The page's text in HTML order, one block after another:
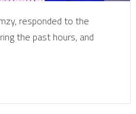
responded to the
the past hours, and